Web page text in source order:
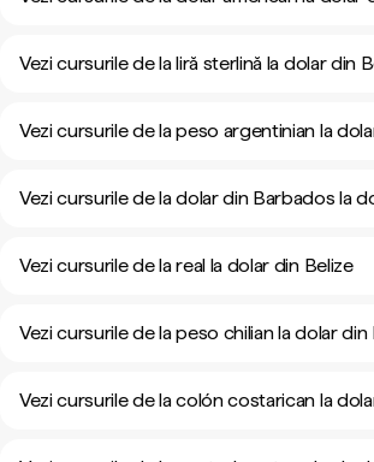
Vezi cursurile de la liră sterlină la dolar din
Vezi cursurile de la peso argentinian la
Vezi cursurile de la dolar din Barbados la
Vezi cursurile de la real la dolar din Belize
Vezi cursurile de la peso chilian la dolar din
Vezi cursurile de la colón costarican la